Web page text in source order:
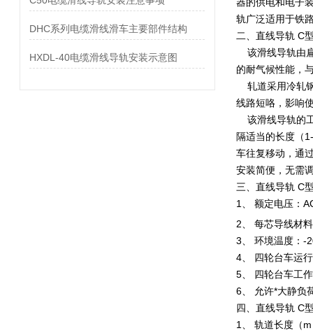
DHC系列电缆滑线滑车主要部件结构
HXDL-40电缆滑线导轨安装示意图
轨广泛适用于铁
二、 直线导轨 C
该滑线导轨由
的耐气候性能，
轧道采用冷轧
线路短咯，影响
该滑线导轨的
隔适当的长度（
车往复移动，通
安装简便，无需
三、 直线导轨 C
1、 额定电压：
2、 每芯导线材
3、 环境温度：-
4、 四轮台车运
5、 四轮台车工
6、 允许*大静负
四、 直线导轨 C
1、 轨道长度（